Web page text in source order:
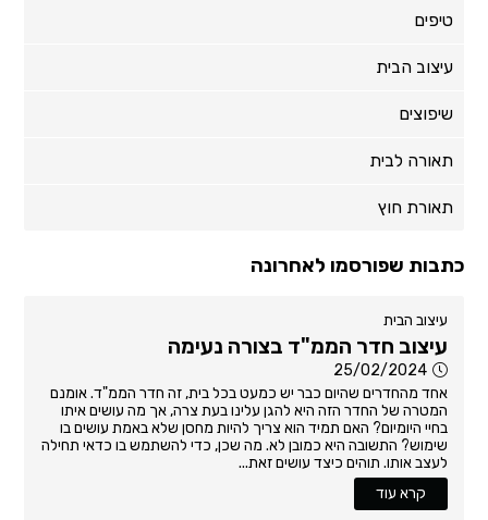
טיפים
עיצוב הבית
שיפוצים
תאורה לבית
תאורת חוץ
כתבות שפורסמו לאחרונה
עיצוב הבית
עיצוב חדר הממ"ד בצורה נעימה
25/02/2024
אחד מהחדרים שהיום כבר יש כמעט בכל בית, זה חדר הממ"ד. אומנם
המטרה של החדר הזה היא להגן עלינו בעת צרה, אך מה עושים איתו
בחיי היומיום? האם תמיד הוא צריך להיות מחסן שלא באמת עושים בו
שימוש? התשובה היא כמובן לא. מה שכן, כדי להשתמש בו כדאי תחילה
לעצב אותו. תוהים כיצד עושים זאת...
קרא עוד